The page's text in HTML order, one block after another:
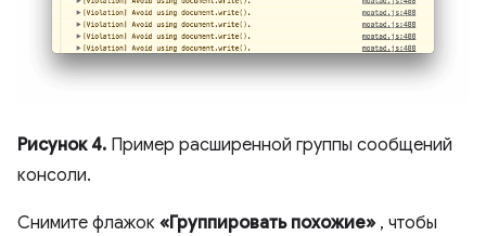
Рисунок 4. Пример расширенной группы сообщений
консоли.
Снимите флажок «Группировать похожие» , чтобы